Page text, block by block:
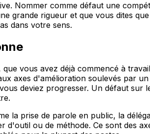
Nommer comme défaut une
grande rigueur et que vous dites
dans votre sens.
vous avez déjà commencé à
axes d'amélioration soulevés par
deviez progresser. Un défaut
la prise de parole en public, la
ou de méthode. Ce sont des